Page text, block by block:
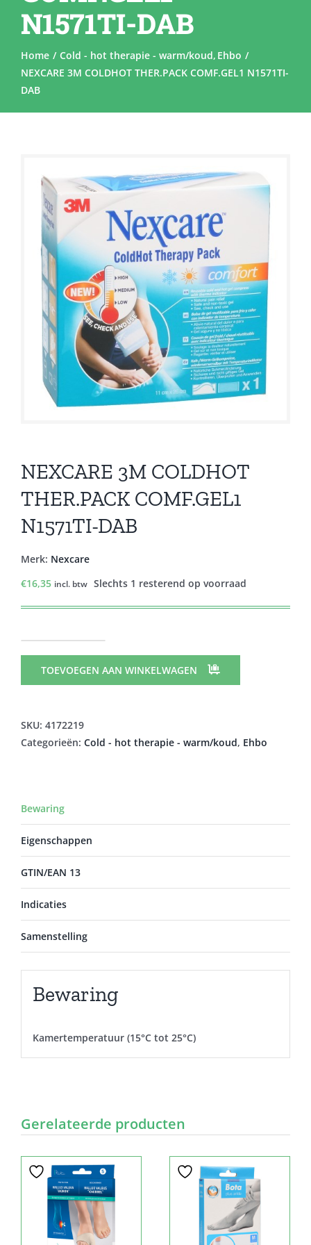
N1571TI-DAB
Home Cold - hot therapie - warm/koud Ehbo
NEXCARE 3M COLDHOT THER.PACK COMF.GEL1 N1571TI-
DAB
NEXCARE 3M COLDHOT
THER.PACK COMF.GEL1
N1571TI-DAB
Merk: Nexcare
€16,35 incl. btw Slechts 1 resterend op voorraad
3M
COLDHOT
TOEVOEGEN AAN WINKELWAGEN
SKU: 4172219
Categorieën: Cold - hot therapie - warm/koud, Ehbo
Bewaring
Eigenschappen
GTIN/EAN 13
Indicaties
Samenstelling
Bewaring
Kamertemperatuur (15°C tot 25°C)
Gerelateerde producten